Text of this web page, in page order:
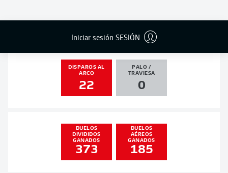
Iniciar sesión SESIÓN
DISPAROS AL
ARCO
22
PALO /
TRAVIESA
0
DUELOS
DIVIDIDOS
GANADOS
373
DUELOS
AÉREOS
GANADOS
185